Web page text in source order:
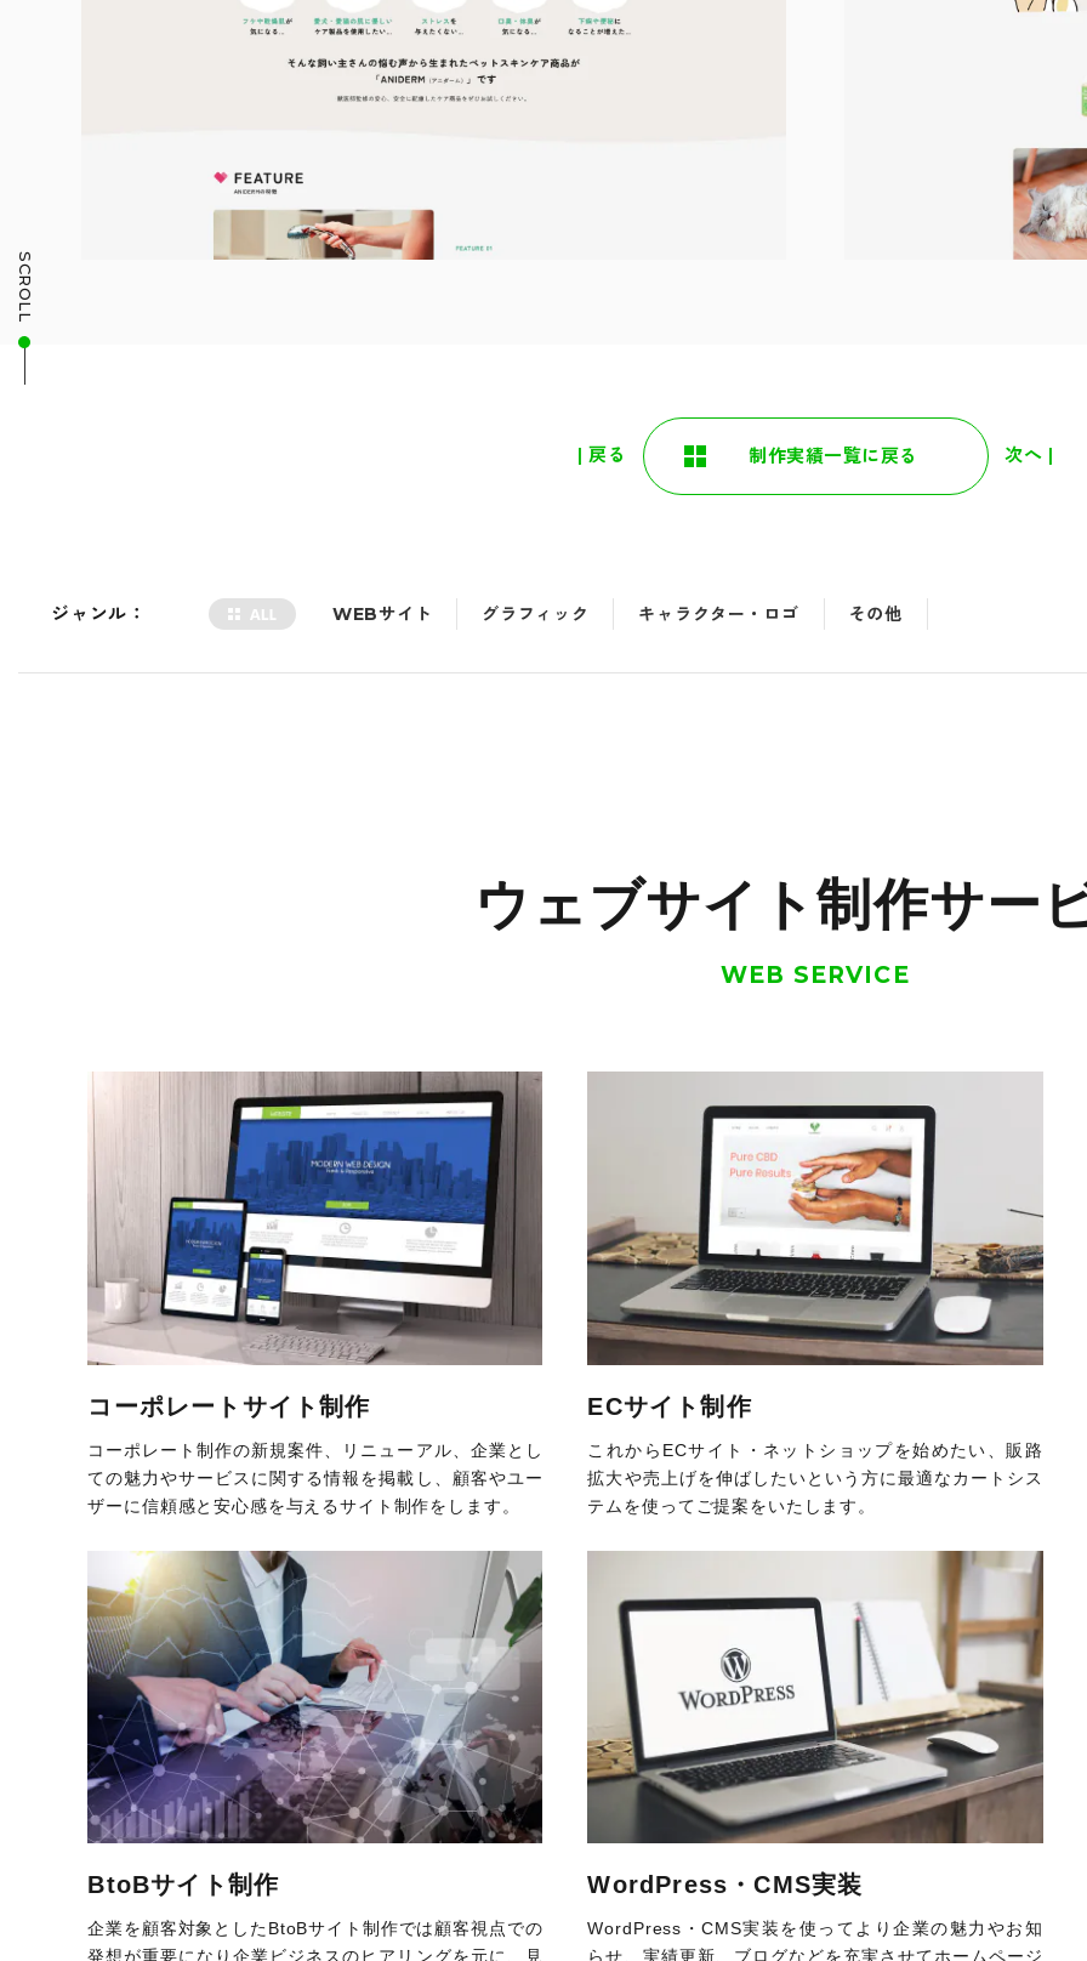
SCROLL
| 戻る 制作実績一覧に戻る 次へ |
ジャンル： WEBサイト グラフィック キャラクター・ロゴ その他
ウェブサイト制作サー
WEB SERVICE
コーポレートサイト制作
コーポレート制作の新規案件、リニューアル、企業とし
ての魅力やサービスに関する情報を掲載し、顧客やユー
ザーに信頼感と安心感を与えるサイト制作をします。
ECサイト制作
これからECサイト・ネットショップを始めたい、販路
拡大や売上げを伸ばしたいという方に最適なカートシス
テムを使ってご提案をいたします。
BtoBサイト制作
企業を顧客対象としたBtoBサイト制作では顧客視点での
発想が重要になり企業ビジネスのヒアリングを元に、見
WordPress・CMS実装
WordPress・CMS実装を使ってより企業の魅力やお知
らせ、実績更新、ブログなどを充実させてホームページ